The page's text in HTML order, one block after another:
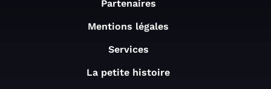
Partenaires
Mentions légales
Services
La petite histoire